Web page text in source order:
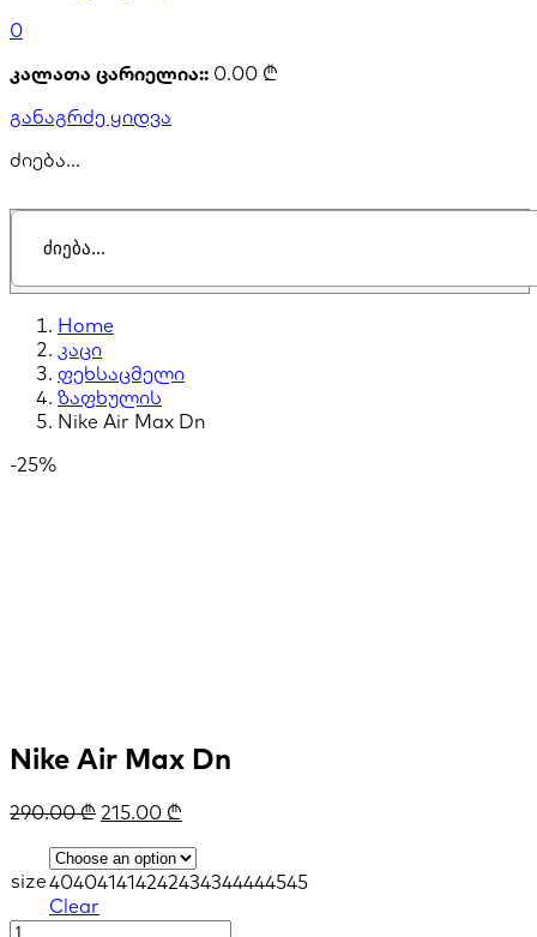
0
კალათა ცარიელია:: 0.00 ₾
განაგრძე ყიდვა
ძიება...
Home
კაცი
ფეხსაცმელი
ზაფხულის
Nike Air Max Dn
-25%
Nike Air Max Dn
290.00₾ 215.00 ₾
size404041414242434344444545
Clear
Nike